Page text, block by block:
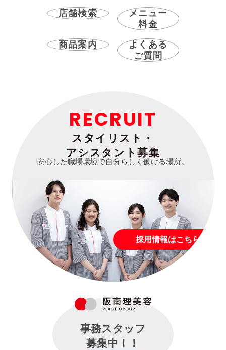
店舗検索
メニュー
料金
商品案内
よくある
ご質問
RECRUIT
スタイリスト・
アシスタント募集
安心した職場環境で自分らしく働ける場所。
採用情報はこちら
事務スタッフ
募集中！！